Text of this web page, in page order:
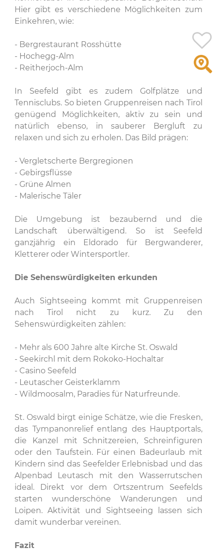
Hier gibt es verschiedene Möglichkeiten zum
Einkehren, wie:
- Bergrestaurant Rosshütte
- Hochegg-Alm
- Reitherjoch-Alm
In Seefeld gibt es zudem Golfplätze und
Tennisclubs. So bieten Gruppenreisen nach Tirol
genügend Möglichkeiten, aktiv zu sein und
natürlich ebenso, in sauberer Bergluft zu
relaxen und sich zu erholen. Das Bild prägen:
- Vergletscherte Bergregionen
- Gebirgsflüsse
- Grüne Almen
- Malerische Täler
Die Umgebung ist bezaubernd und die
Landschaft überwältigend. So ist Seefeld
ganzjährig ein Eldorado für Bergwanderer,
Kletterer oder Wintersportler.
Die Sehenswürdigkeiten erkunden
Auch Sightseeing kommt mit Gruppenreisen
nach Tirol nicht zu kurz. Zu den
Sehenswürdigkeiten zählen:
- Mehr als 600 Jahre alte Kirche St. Oswald
- Seekirchl mit dem Rokoko-Hochaltar
- Casino Seefeld
- Leutascher Geisterklamm
- Wildmoosalm, Paradies für Naturfreunde.
St. Oswald birgt einige Schätze, wie die Fresken,
das Tympanonrelief entlang des Hauptportals,
die Kanzel mit Schnitzereien, Schreinfiguren
oder den Taufstein. Für einen Badeurlaub mit
Kindern sind das Seefelder Erlebnisbad und das
Alpenbad Leutasch mit den Wasserrutschen
ideal. Direkt vor dem Ortszentrum Seefelds
starten wunderschöne Wanderungen und
Loipen. Aktivität und Sightseeing lassen sich
damit wunderbar vereinen.
Fazit